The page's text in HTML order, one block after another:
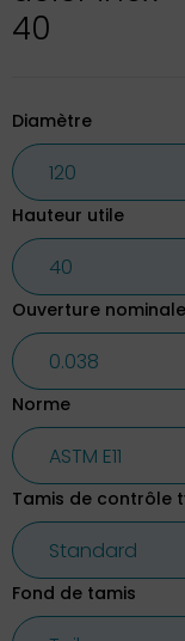
40
Diamètre
Hauteur utile
Ouverture
Norme
Tamis de contrôle
Fond de tamis